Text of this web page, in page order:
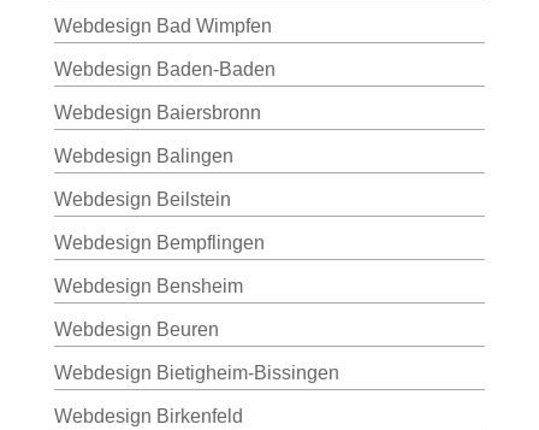
Webdesign Bad Wimpfen
Webdesign Baden-Baden
Webdesign Baiersbronn
Webdesign Balingen
Webdesign Beilstein
Webdesign Bempflingen
Webdesign Bensheim
Webdesign Beuren
Webdesign Bietigheim-Bissingen
Webdesign Birkenfeld